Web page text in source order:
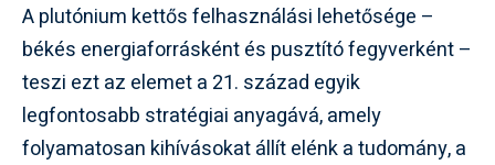
A plutónium kettős felhasználási lehetősége –
békés energiaforrásként és pusztító fegyverként –
teszi ezt az elemet a 21. század egyik
legfontosabb stratégiai anyagává, amely
folyamatosan kihívásokat állít elénk a tudomány, a